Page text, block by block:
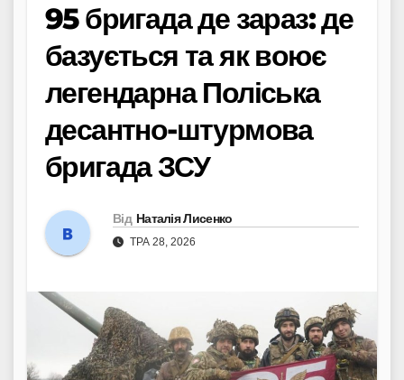
95 бригада де зараз: де
базується та як воює
легендарна Поліська
десантно-штурмова
бригада ЗСУ
Від Наталія Лисенко
ТРА 28, 2026